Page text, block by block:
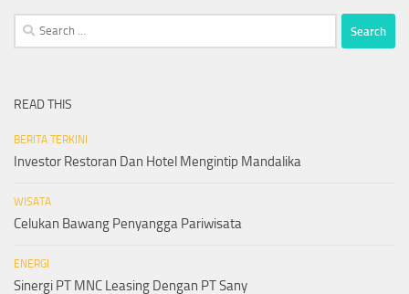
Search
for:
READ THIS
BERITA TERKINI
Investor Restoran Dan Hotel Mengintip Mandalika
WISATA
Celukan Bawang Penyangga Pariwisata
ENERGI
Sinergi PT MNC Leasing Dengan PT Sany